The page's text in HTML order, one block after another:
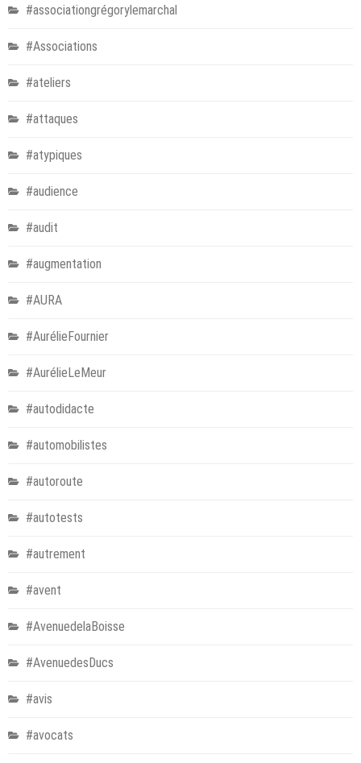
#associationgrégorylemarchal
#Associations
#ateliers
#attaques
#atypiques
#audience
#audit
#augmentation
#AURA
#AurélieFournier
#AurélieLeMeur
#autodidacte
#automobilistes
#autoroute
#autotests
#autrement
#avent
#AvenuedelaBoisse
#AvenuedesDucs
#avis
#avocats